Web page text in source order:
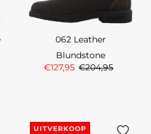
062 Leather
Blundstone
€127,95 €204,95
UITVERKOOP